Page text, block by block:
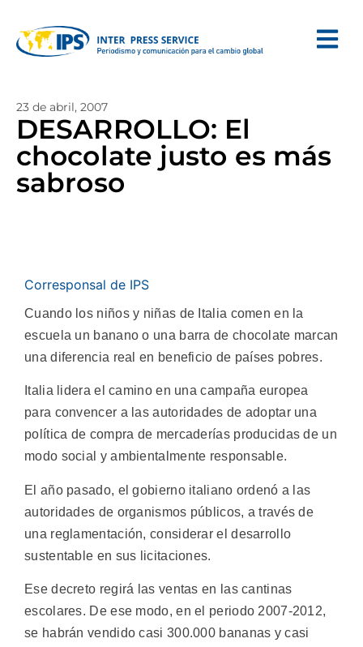
23 de abril, 2007
DESARROLLO: El
chocolate justo es más
sabroso
Corresponsal de IPS
Cuando los niños y niñas de Italia comen en la
escuela un banano o una barra de chocolate marcan
una diferencia real en beneficio de países pobres.
Italia lidera el camino en una campaña europea
para convencer a las autoridades de adoptar una
política de compra de mercaderías producidas de un
modo social y ambientalmente responsable.
El año pasado, el gobierno italiano ordenó a las
autoridades de organismos públicos, a través de
una reglamentación, considerar el desarrollo
sustentable en sus licitaciones.
Ese decreto regirá las ventas en las cantinas
escolares. De ese modo, en el periodo 2007-2012,
se habrán vendido casi 300.000 bananas y casi